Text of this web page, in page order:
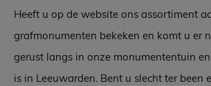
Heeft u op de website ons assortiment
grafmonumenten bekeken en komt u er
gerust langs in onze monumententuin
is in Leeuwarden. Bent u slecht ter been